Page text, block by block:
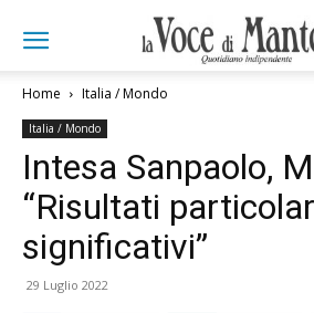
Home Italia / Mondo
Italia / Mondo
Intesa Sanpaolo,
“Risultati
significativi”
29 Luglio 2022